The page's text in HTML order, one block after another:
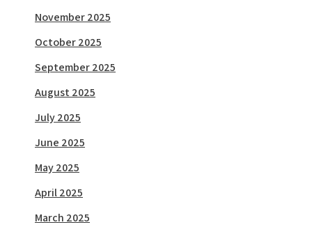
November 2025
October 2025
September 2025
August 2025
July 2025
June 2025
May 2025
April 2025
March 2025